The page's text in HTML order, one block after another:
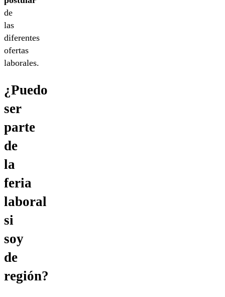
de
las
diferentes
ofertas
laborales.
¿Puedo
ser
parte
de
la
feria
laboral
si
soy
de
región?